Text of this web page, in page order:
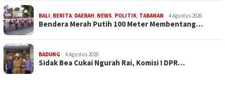
BALI, BERITA, DAERAH, NEWS, POLITIK, TABANAN 4 Agustus 2026
Bendera Merah Putih 100 Meter Membentang…
BADUNG 4 Agustus 2026
Sidak Bea Cukai Ngurah Rai, Komisi I DPR…